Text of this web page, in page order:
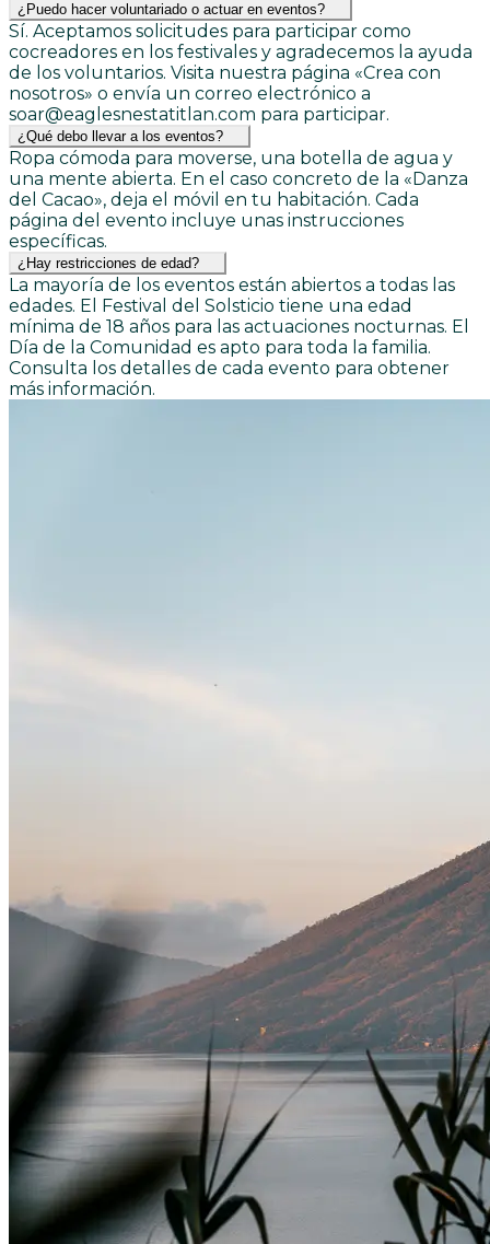
¿Puedo hacer voluntariado o actuar en eventos?
Sí. Aceptamos solicitudes para participar como
cocreadores en los festivales y agradecemos la ayuda
de los voluntarios. Visita nuestra página «Crea con
nosotros» o envía un correo electrónico a
soar@eaglesnestatitlan.com para participar.
¿Qué debo llevar a los eventos?
Ropa cómoda para moverse, una botella de agua y
una mente abierta. En el caso concreto de la «Danza
del Cacao», deja el móvil en tu habitación. Cada
página del evento incluye unas instrucciones
específicas.
¿Hay restricciones de edad?
La mayoría de los eventos están abiertos a todas las
edades. El Festival del Solsticio tiene una edad
mínima de 18 años para las actuaciones nocturnas. El
Día de la Comunidad es apto para toda la familia.
Consulta los detalles de cada evento para obtener
más información.